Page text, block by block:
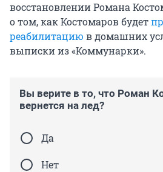
восстановлении Романа
о том, как Костомаров будет
реабилитацию в домашних
выписки из «Коммунарки».
Вы верите в то, что Роман
вернется на лед?
Да
Нет